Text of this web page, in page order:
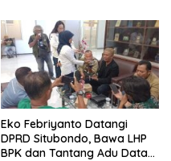
Eko Febriyanto Datangi
DPRD Situbondo, Bawa LHP
BPK dan Tantang Adu Data